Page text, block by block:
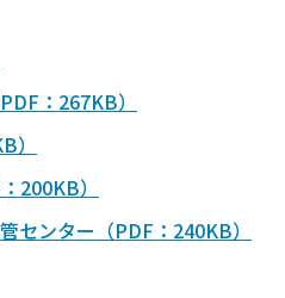
：267KB）
200KB）
センター（PDF：240KB）